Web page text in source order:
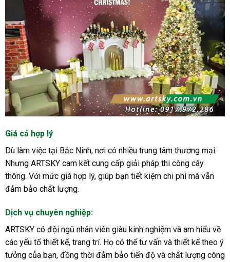
Giá cả hợp lý
Dù làm việc tại Bắc Ninh, nơi có nhiều trung tâm thương mại.
Nhưng ARTSKY cam kết cung cấp giải pháp thi công cây
thông. Với mức giá hợp lý, giúp bạn tiết kiệm chi phí mà vẫn
đảm bảo chất lượng.
Dịch vụ chuyên nghiệp:
ARTSKY có đội ngũ nhân viên giàu kinh nghiệm và am hiểu về
các yếu tố thiết kế, trang trí. Họ có thể tư vấn và thiết kế theo ý
tưởng của bạn, đồng thời đảm bảo tiến độ và chất lượng công